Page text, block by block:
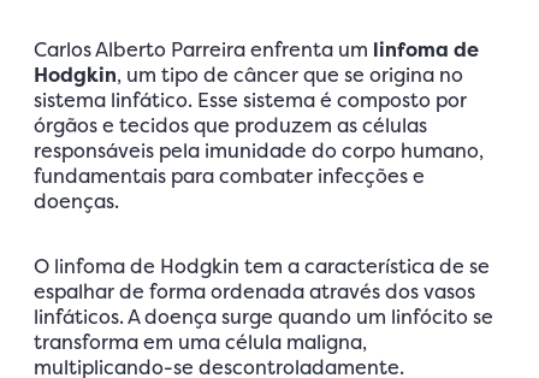
Carlos Alberto Parreira enfrenta um linfoma de
Hodgkin, um tipo de câncer que se origina no
sistema linfático. Esse sistema é composto por
órgãos e tecidos que produzem as células
responsáveis pela imunidade do corpo humano,
fundamentais para combater infecções e
doenças.
O linfoma de Hodgkin tem a característica de se
espalhar de forma ordenada através dos vasos
linfáticos. A doença surge quando um linfócito se
transforma em uma célula maligna,
multiplicando-se descontroladamente.